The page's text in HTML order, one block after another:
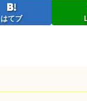
はてブ